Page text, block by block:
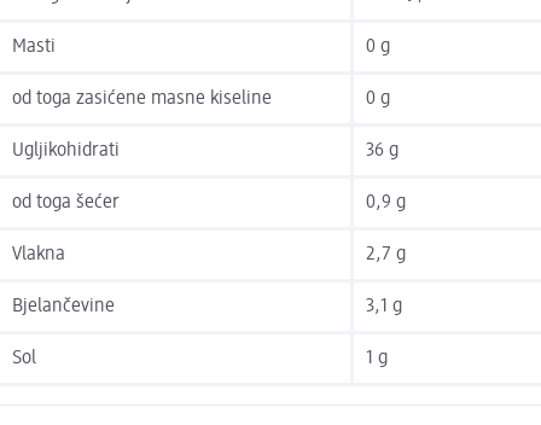
Masti 0 g
od toga zasićene masne kiseline 0 g
Ugljikohidrati 36 g
od toga šećer 0,9 g
Vlakna 2,7 g
Bjelančevine 3,1 g
Sol 1 g